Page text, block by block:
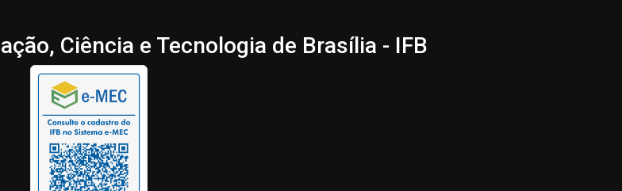
Ciência e Tecnologia de Brasília - IFB